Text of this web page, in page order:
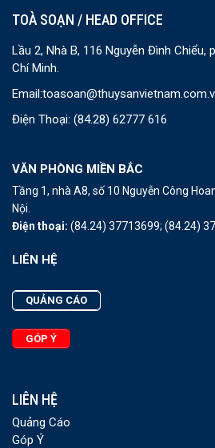
TOÀ SOẠN / HEAD OFFICE
Lầu 2, Nhà B, 116 Nguyễn Đình Chiểu,
Chí Minh.
Email:
Điện Thoại: (84.28) 62777 616
VĂN PHÒNG MIỀN BẮC
Tầng 1, nhà A8, số 10 Nguyễn Công
Nội.
Điện thoại: (84.24) 37713699; (84.24)
LIÊN HỆ
QUẢNG CÁO
GÓP Ý
LIÊN HỆ
Quảng Cáo
Góp Ý